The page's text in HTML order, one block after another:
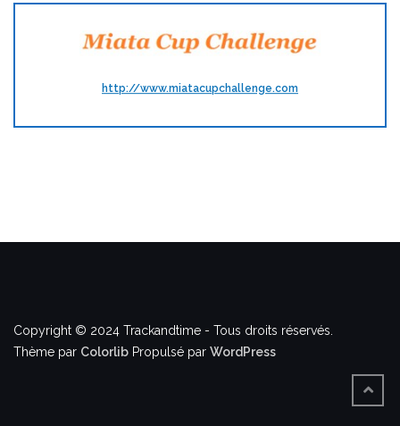
http://www.miatacupchallenge.com
Copyright © 2024 Trackandtime - Tous droits réservés.
Thème par Colorlib Propulsé par WordPress